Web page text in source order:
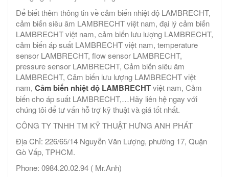
Để biết thêm thông tin về cảm biến nhiệt độ LAMBRECHT,
cảm biến siêu âm LAMBRECHT việt nam, đại lý cảm biến
LAMBRECHT việt nam, cảm biến lưu lượng LAMBRECHT,
cảm biến áp suất LAMBRECHT việt nam, temperature
sensor LAMBRECHT, flow sensor LAMBRECHT,
pressure sensor LAMBRECHT, Cảm biến siêu âm
LAMBRECHT, Cảm biến lưu lượng LAMBRECHT việt
nam, Cảm biến nhiệt độ LAMBRECHTviệt nam, Cảm
biến cho áp suất LAMBRECHT,…Hãy liên hệ ngay với
chúng tôi để tư vấn hỗ trợ kỹ thuật và giá tốt nhất.
CÔNG TY TNHH TM KỸ THUẬT HƯNG ANH PHÁT
Địa Chỉ: 226/65/14 Nguyễn Văn Lượng, phường 17, Quận
Gò Vấp, TPHCM.
Phone: 0984.20.02.94 ( Mr.Anh)